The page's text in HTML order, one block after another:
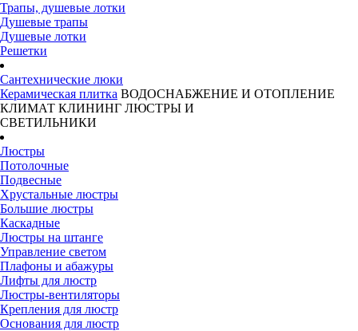
Трапы, душевые лотки
Душевые трапы
Душевые лотки
Решетки
Сантехнические люки
Керамическая плитка ВОДОСНАБЖЕНИЕ И ОТОПЛЕНИЕ
КЛИМАТ КЛИНИНГ ЛЮСТРЫ И
СВЕТИЛЬНИКИ
Люстры
Потолочные
Подвесные
Хрустальные люстры
Большие люстры
Каскадные
Люстры на штанге
Управление светом
Плафоны и абажуры
Лифты для люстр
Люстры-вентиляторы
Крепления для люстр
Основания для люстр